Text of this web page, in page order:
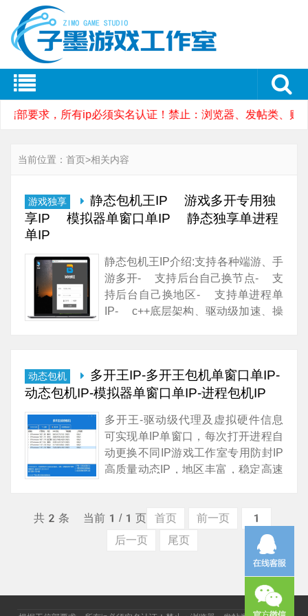
部要求，所有ip必须实名认证！禁止：浏览器、发帖类、赌
当前位置： 首页>相关内容
游戏独享
静态包机王IP 游戏多开专用独
享IP 模拟器单窗口单IP 静态独享单进程
单IP
静态包机王IP介绍:支持各种端游、手
游多开- 支持后台自己换节点- 支
持后台自己换地区- 支持单进程单
IP- c++底层架构、驱动级加速、操
- 支持虚拟硬件MAC、硬盘信息-
支持指定节点绑定模拟器序号等。
动态包机
多开王IP-多开王包机单窗口单IP-
动态包机IP-模拟器单窗口单IP-进程包机IP
多开王-驱动级代理及虚拟硬件信息
可实现单IP单窗口，每次打开进程自
动更换不同IP游戏工作室专用防封IP
高质量动态IP，地区丰富，稳定高速
独享IP，对要求较高游戏更友好；
共2条 当前1/1页 首页 前一页
1
后一页
尾页